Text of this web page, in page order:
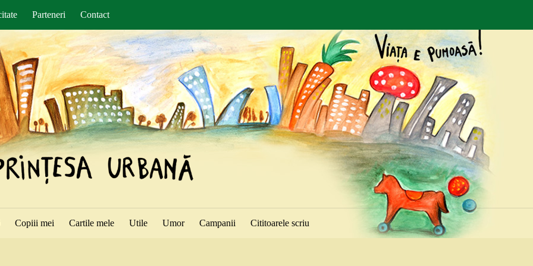
Parteneri Contact
Copiii mei Cartile mele Utile Umor Campanii Cititoarele scriu